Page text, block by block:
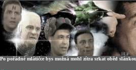
Po pořádné mlátičce bys možná mohl zítra srkat oběd